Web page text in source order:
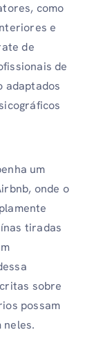
como
e
de
de
adaptados
um
onde o
tiradas
sobre
possam
neles.